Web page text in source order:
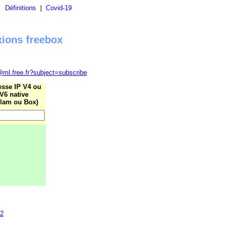
Définitions Covid-19
freebox
IP V4 ou
V6 native
ou Box)